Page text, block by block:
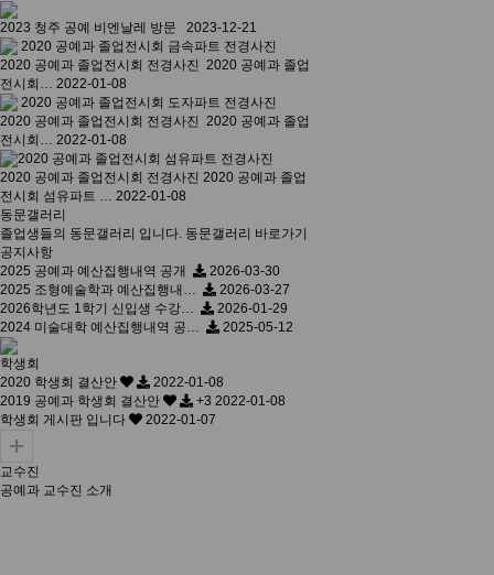
2023 청주 공예 비엔날레 방문 2023-12-21
2020 공예과 졸업전시회 전경사진 2020 공예과 졸업
전시회… 2022-01-08
2020 공예과 졸업전시회 전경사진 2020 공예과 졸업
전시회… 2022-01-08
2020 공예과 졸업전시회 전경사진 2020 공예과 졸업
전시회 섬유파트 … 2022-01-08
동문갤러리
졸업생들의 동문갤러리 입니다. 동문갤러리 바로가기
공지사항
2025 공예과 예산집행내역 공개
2026-03-30
2025 조형예술학과 예산집행내…
2026-03-27
2026학년도 1학기 신입생 수강…
2026-01-29
2024 미술대학 예산집행내역 공…
2025-05-12
학생회
2020 학생회 결산안
2022-01-08
2019 공예과 학생회 결산안
+3 2022-01-08
학생회 게시판 입니다
2022-01-07
교수진
공예과 교수진 소개